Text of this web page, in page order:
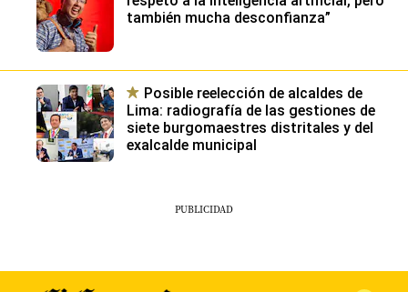
también mucha desconfianza”
Posible reelección de alcaldes de
Lima: radiografía de las gestiones de
siete burgomaestres distritales y del
exalcalde municipal